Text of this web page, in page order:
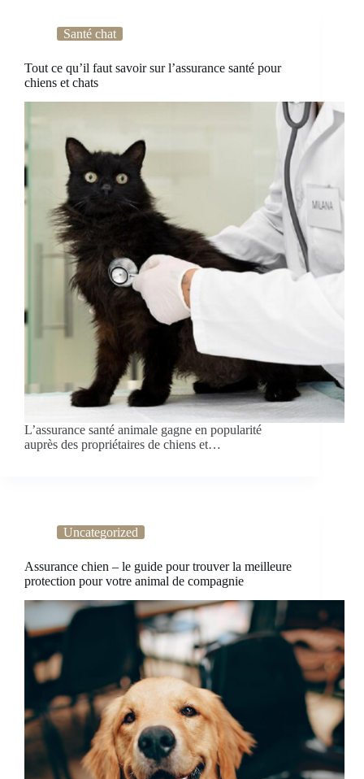
Santé chat
Tout ce qu’il faut savoir sur l’assurance santé pour
chiens et chats
L’assurance santé animale gagne en popularité
auprès des propriétaires de chiens et…
Uncategorized
Assurance chien – le guide pour trouver la meilleure
protection pour votre animal de compagnie